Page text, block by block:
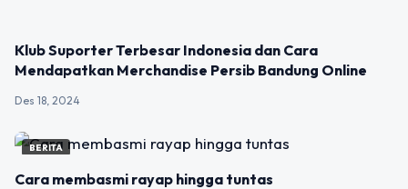
Klub Suporter Terbesar Indonesia dan Cara
Mendapatkan Merchandise Persib Bandung Online
Des 18, 2024
BERITA
Cara membasmi rayap hingga tuntas